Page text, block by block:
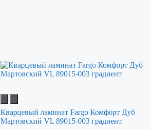
Кварцевый ламинат Fargo Комфорт Дуб
Мартовский VL 89015-003 градиент